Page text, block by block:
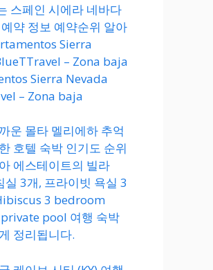
스페인 시에라 네바다
약 정보 예약순위 알아
Sierra
– Zona baja
Sierra Nevada
– Zona baja
운 몰타 멜리에하 추억
호텔 숙박 인기도 순위
에스테이트의 빌라
실 3개, 프라이빗 욕실 3
3 bedroom
pool 여행 숙박
정리됩니다.